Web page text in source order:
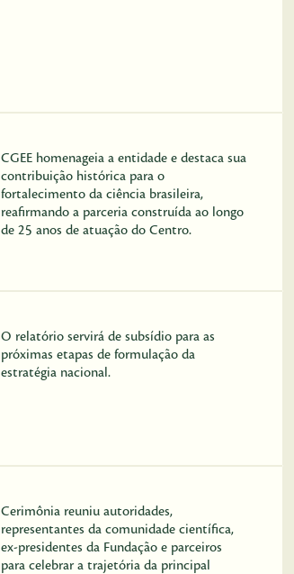
CGEE homenageia a entidade e destaca sua
contribuição histórica para o
fortalecimento da ciência brasileira,
reafirmando a parceria construída ao longo
de 25 anos de atuação do Centro.
O relatório servirá de subsídio para as
próximas etapas de formulação da
estratégia nacional.
Cerimônia reuniu autoridades,
representantes da comunidade científica,
ex-presidentes da Fundação e parceiros
para celebrar a trajetória da principal